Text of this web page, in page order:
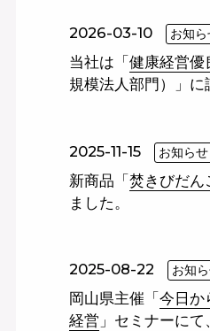
2026-03-10 お知ら
当社は「 健康経営優
規模法人部門）」に
2025-11-15 お知らせ
新商品「 焚きびだん
ました。
2025-08-22 お知
岡山県主催「 今日か
経営 」セミナーに